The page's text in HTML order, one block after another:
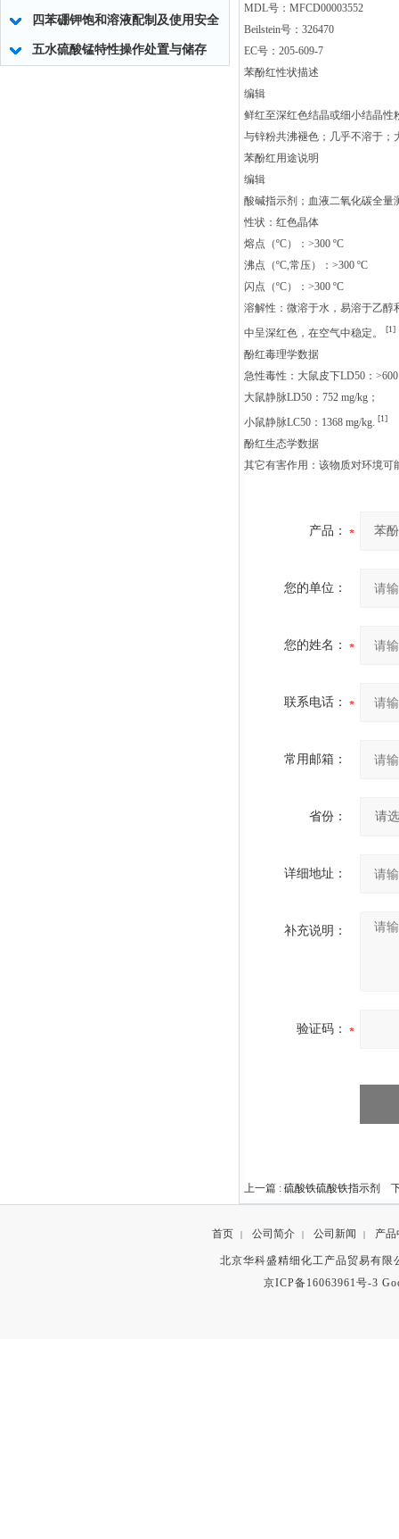
四苯硼钾饱和溶液配制及使用安全
五水硫酸锰特性操作处置与储存
MDL号：MFCD00003552
Beilstein号：326470
EC号：205-609-7
苯酚红性状描述
编辑
鲜红至深红色结晶或细小结晶性
与锌粉共沸褪色；几乎不溶于；
苯酚红用途说明
编辑
酸碱指示剂；血液二氧化碳全量
性状：红色晶体
熔点（ºC）：>300 ºC
沸点（ºC,常压）：>300 ºC
闪点（ºC）：>300 ºC
溶解性：微溶于水，易溶于乙醇
中呈深红色，在空气中稳定。
[1]
酚红毒理学数据
急性毒性：大鼠皮下LD50：
大鼠静脉LD50：752 mg/kg；
小鼠静脉LC50：1368 mg/kg. [1]
酚红生态学数据
其它有害作用：该物质对环境可
产品：
您的单位：
您的姓名：
联系电话：
常用邮箱：
省份：
详细地址：
补充说明：
验证码：
上一篇 : 硫酸铁硫酸铁指示剂
首页 | 公司简介 | 公司新闻 | 产品
北京华科盛精细化工产品贸易有
京ICP备16063961号-3